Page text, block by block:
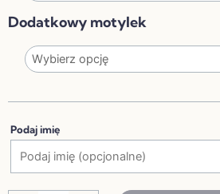
Dodatkowy motylek
Podaj imię
IMIENIEM